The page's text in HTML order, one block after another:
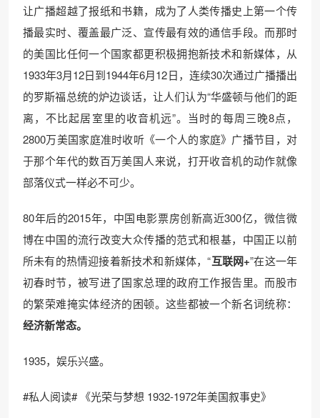
让广播超越了报纸和书籍，成为了人类传播史上第一个传
播最实时、覆盖最广泛、宣传最有效的通信手段。而那时
的美国比任何一个国家都更积极拥抱新技术和新媒体，从
1933年3月12日到1944年6月12日，连续30次通过广播播出
的罗斯福总统的炉边谈话，让人们认为“华盛顿与他们的距
离，不比起居室里的收音机远”。当时的每周三晚8点，
2800万美国家庭准时收听《一个人的家庭》广播节目，对
于那个年代的数百万美国人来说，打开收音机的动作就像
部落仪式一样必不可少。
80年后的2015年，中国电影票房创新高近300亿，微信微
博在中国的流行改变大众传播的范式和根基，中国正以前
所未有的热情迎接着新技术和新媒体，“互联网+”在这一年
初春时节，被写进了国家总理的政府工作报告里。而股市
的繁荣难掩实体经济的困顿。这些都被一个新名词统称：
经济新常态。
1935，娱乐兴盛。
#私人阅读# 《光荣与梦想 1932-1972年美国叙事史》